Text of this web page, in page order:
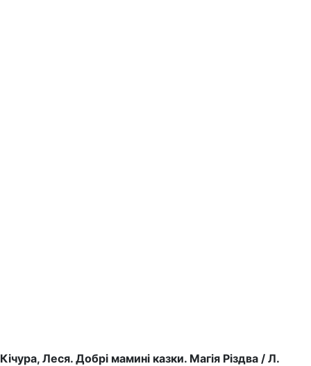
Кічура, Леся. Добрі мамині казки. Магія Різдва / Л.